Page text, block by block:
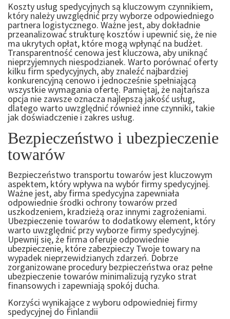
Koszty usług spedycyjnych są kluczowym czynnikiem,
który należy uwzględnić przy wyborze odpowiedniego
partnera logistycznego. Ważne jest, aby dokładnie
przeanalizować strukturę kosztów i upewnić się, że nie
ma ukrytych opłat, które mogą wpłynąć na budżet.
Transparentność cenowa jest kluczowa, aby uniknąć
nieprzyjemnych niespodzianek. Warto porównać oferty
kilku firm spedycyjnych, aby znaleźć najbardziej
konkurencyjną cenowo i jednocześnie spełniającą
wszystkie wymagania ofertę. Pamiętaj, że najtańsza
opcja nie zawsze oznacza najlepszą jakość usług,
dlatego warto uwzględnić również inne czynniki, takie
jak doświadczenie i zakres usług.
Bezpieczeństwo i ubezpieczenie
towarów
Bezpieczeństwo transportu towarów jest kluczowym
aspektem, który wpływa na wybór firmy spedycyjnej.
Ważne jest, aby firma spedycyjna zapewniała
odpowiednie środki ochrony towarów przed
uszkodzeniem, kradzieżą oraz innymi zagrożeniami.
Ubezpieczenie towarów to dodatkowy element, który
warto uwzględnić przy wyborze firmy spedycyjnej.
Upewnij się, że firma oferuje odpowiednie
ubezpieczenie, które zabezpieczy Twoje towary na
wypadek nieprzewidzianych zdarzeń. Dobrze
zorganizowane procedury bezpieczeństwa oraz pełne
ubezpieczenie towarów minimalizują ryzyko strat
finansowych i zapewniają spokój ducha.
Korzyści wynikające z wyboru odpowiedniej firmy
spedycyjnej do Finlandii